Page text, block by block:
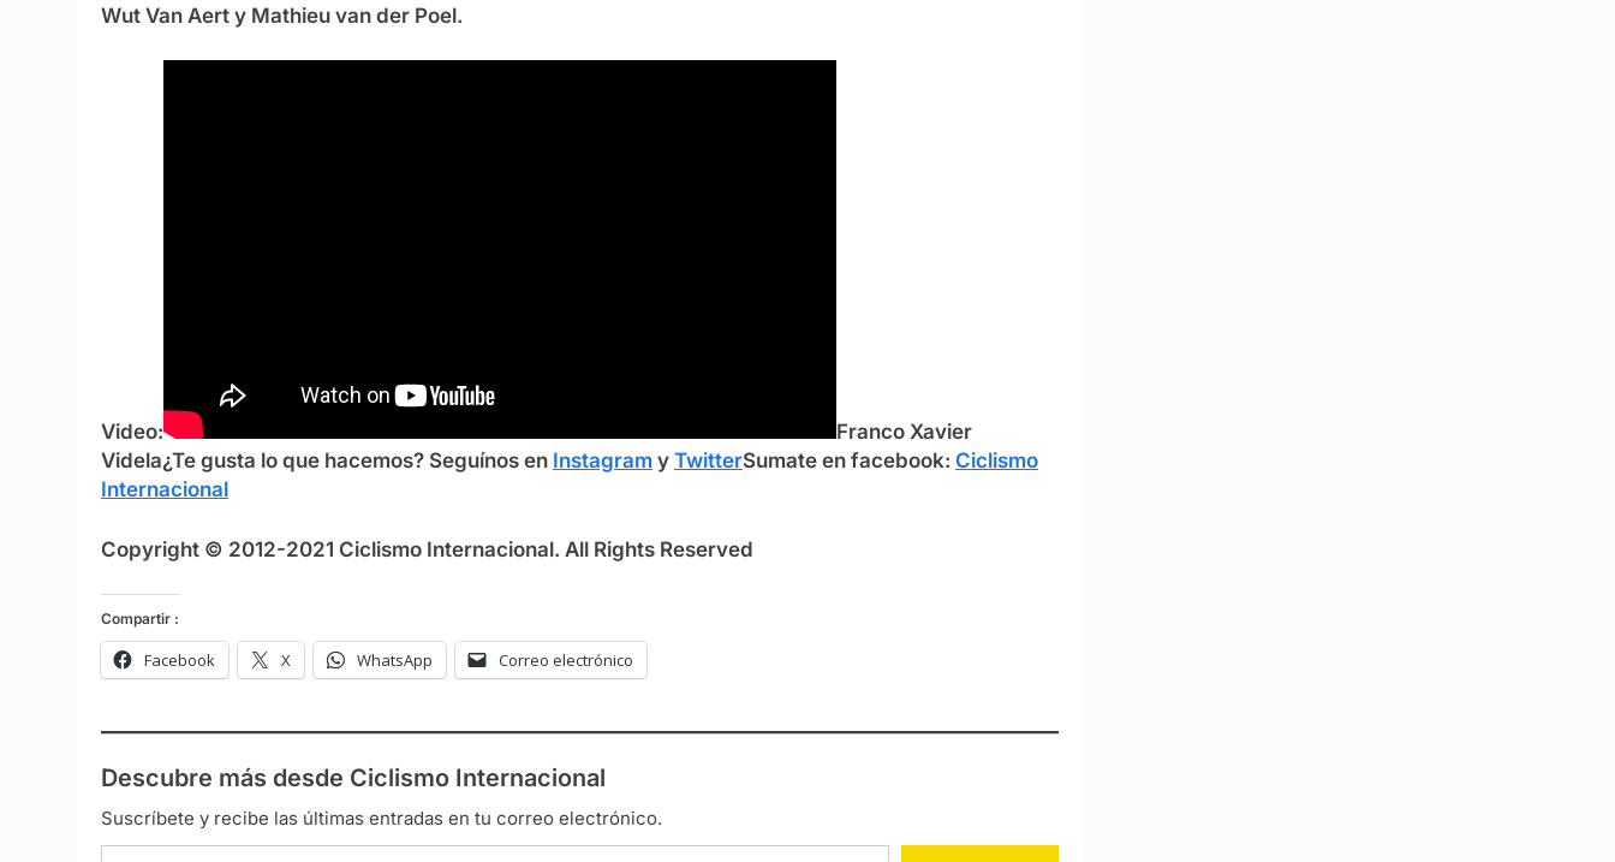
Wut Van Aert y Mathieu van der Poel.
Video: Franco Xavier
Videla¿Te gusta lo que hacemos? Seguínos en Instagram y TwitterSumate en facebook: Ciclismo
Internacional
Copyright © 2012-2021 Ciclismo Internacional. All Rights Reserved
Compartir :
Facebook X WhatsApp Correo electrónico
Descubre más desde Ciclismo Internacional
Suscríbete y recibe las últimas entradas en tu correo electrónico.
Escribe tu correo electrónico…